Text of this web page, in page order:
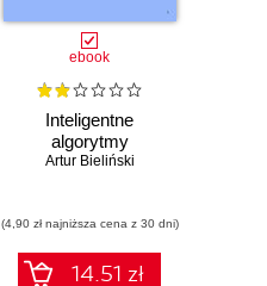
ebook
Inteligentne
algorytmy
Artur Bieliński
(4,90 zł najniższa cena z 30 dni)
14.51 zł